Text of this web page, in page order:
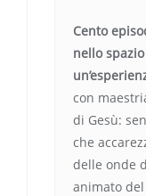
Cento
nello
con
di Gesù:
che
delle onde
animato